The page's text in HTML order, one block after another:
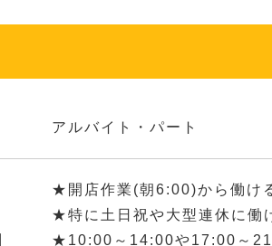
アルバイト・パート
★開店作業(朝6:00)から働け
★特に土日祝や大型連休に働
★10:00～14:00や17:00～